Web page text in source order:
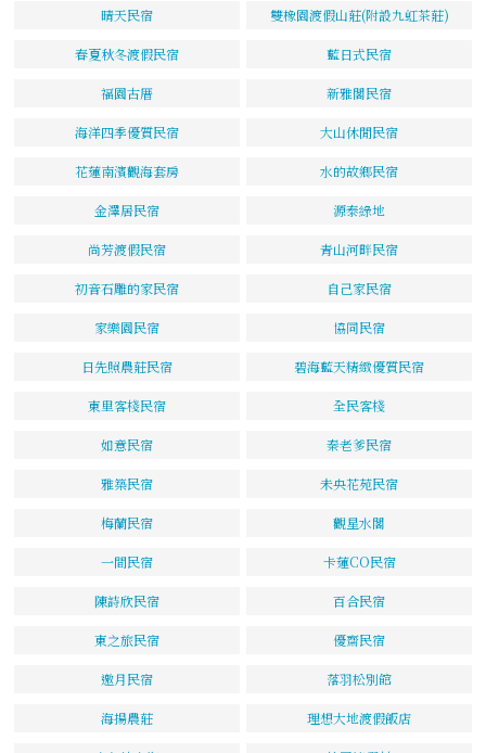
晴天民宿 雙橡園渡假山莊(附設九虹茶莊)
春夏秋冬渡假民宿 藍日式民宿
福園古厝 新雅閣民宿
海洋四季優質民宿 大山休閒民宿
花蓮南濱觀海套房 水的故鄉民宿
金澤居民宿 源泰綠地
尚芳渡假民宿 青山河畔民宿
初音石雕的家民宿 自己家民宿
家樂園民宿 協同民宿
日先照農莊民宿 碧海藍天精緻優質民宿
東里客棧民宿 全民客棧
如意民宿 秦老爹民宿
雅築民宿 未央花苑民宿
梅蘭民宿 觀星水閣
一間民宿 卡蓮CO民宿
陳詩欣民宿 百合民宿
東之旅民宿 優齋民宿
邀月民宿 落羽松別館
海揚農莊 理想大地渡假飯店